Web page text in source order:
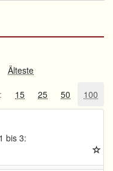
Älteste
15 25 50 100
bis 3: